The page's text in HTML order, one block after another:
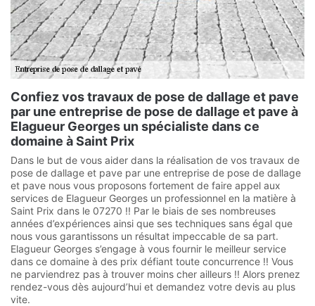
Confiez vos travaux de pose de dallage et pave
par une entreprise de pose de dallage et pave à
Elagueur Georges un spécialiste dans ce
domaine à Saint Prix
Dans le but de vous aider dans la réalisation de vos travaux de
pose de dallage et pave par une entreprise de pose de dallage
et pave nous vous proposons fortement de faire appel aux
services de Elagueur Georges un professionnel en la matière à
Saint Prix dans le 07270 !! Par le biais de ses nombreuses
années d’expériences ainsi que ses techniques sans égal que
nous vous garantissons un résultat impeccable de sa part.
Elagueur Georges s’engage à vous fournir le meilleur service
dans ce domaine à des prix défiant toute concurrence !! Vous
ne parviendrez pas à trouver moins cher ailleurs !! Alors prenez
rendez-vous dès aujourd’hui et demandez votre devis au plus
vite.